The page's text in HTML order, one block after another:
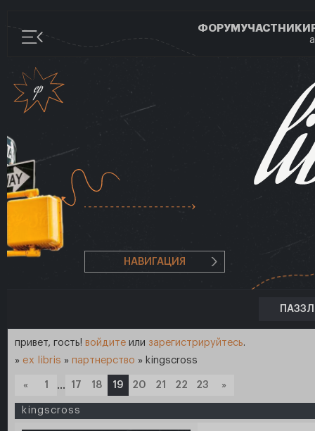
ФОРУМУЧАСТНИКИ
НАВИГАЦИЯ
привет, гость! войдите или зарегистрируйтесь.
» ex libris » партнерство » kingscross
« 1 … 17 18 19 20 21 22 23 »
kingscross